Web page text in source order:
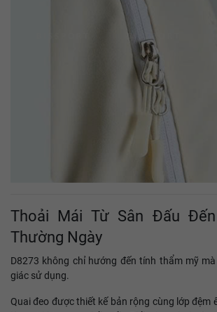
Thoải Mái Từ Sân Đấu
Thường Ngày
D8273 không chỉ hướng đến tính thẩm mỹ
giác sử dụng.
Quai đeo được thiết kế bản rộng cùng lớp đệm